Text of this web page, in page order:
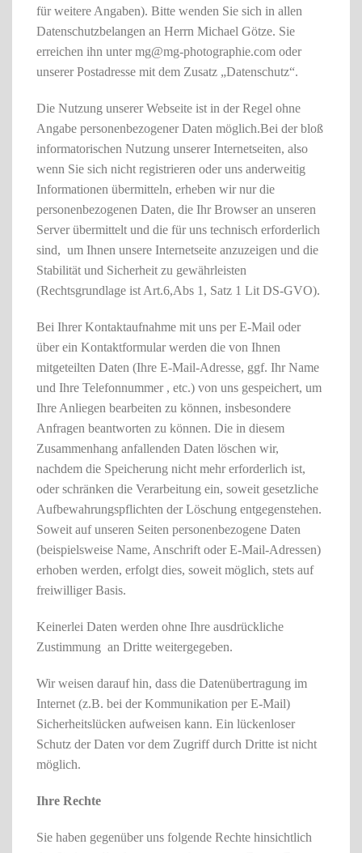
für weitere Angaben). Bitte wenden Sie sich in allen
Datenschutzbelangen an Herrn Michael Götze. Sie
erreichen ihn unter mg@mg-photographie.com oder
unserer Postadresse mit dem Zusatz „Datenschutz“.
Die Nutzung unserer Webseite ist in der Regel ohne
Angabe personenbezogener Daten möglich.Bei der bloß
informatorischen Nutzung unserer Internetseiten, also
wenn Sie sich nicht registrieren oder uns anderweitig
Informationen übermitteln, erheben wir nur die
personenbezogenen Daten, die Ihr Browser an unseren
Server übermittelt und die für uns technisch erforderlich
sind, um Ihnen unsere Internetseite anzuzeigen und die
Stabilität und Sicherheit zu gewährleisten
(Rechtsgrundlage ist Art.6,Abs 1, Satz 1 Lit DS-GVO).
Bei Ihrer Kontaktaufnahme mit uns per E-Mail oder
über ein Kontaktformular werden die von Ihnen
mitgeteilten Daten (Ihre E-Mail-Adresse, ggf. Ihr Name
und Ihre Telefonnummer , etc.) von uns gespeichert, um
Ihre Anliegen bearbeiten zu können, insbesondere
Anfragen beantworten zu können. Die in diesem
Zusammenhang anfallenden Daten löschen wir,
nachdem die Speicherung nicht mehr erforderlich ist,
oder schränken die Verarbeitung ein, soweit gesetzliche
Aufbewahrungspflichten der Löschung entgegenstehen.
Soweit auf unseren Seiten personenbezogene Daten
(beispielsweise Name, Anschrift oder E-Mail-Adressen)
erhoben werden, erfolgt dies, soweit möglich, stets auf
freiwilliger Basis.
Keinerlei Daten werden ohne Ihre ausdrückliche
Zustimmung an Dritte weitergegeben.
Wir weisen darauf hin, dass die Datenübertragung im
Internet (z.B. bei der Kommunikation per E-Mail)
Sicherheitslücken aufweisen kann. Ein lückenloser
Schutz der Daten vor dem Zugriff durch Dritte ist nicht
möglich.
Ihre Rechte
Sie haben gegenüber uns folgende Rechte hinsichtlich